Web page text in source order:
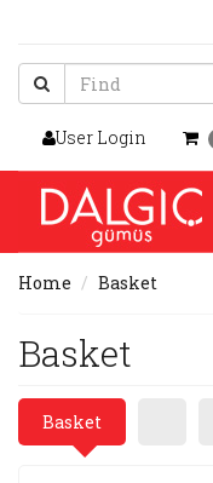
User Login
Home Basket
Basket
Basket